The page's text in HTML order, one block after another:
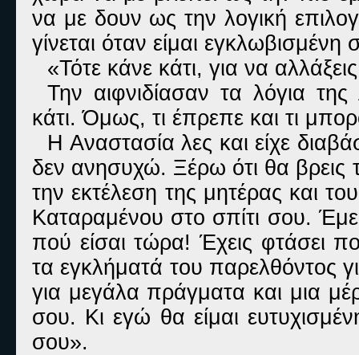
να με δουν ως την λογική
γίνεται όταν είμαι εγκλωβισμένη
«Τότε κάνε κάτι, για να
Την αιφνιδίασαν τα λόγια
κάτι. Όμως, τι έπρεπε και τι
Η Αναστασία λες και είχε
δεν ανησυχώ. Ξέρω ότι θα βρεις
την εκτέλεση της μητέρας και
Καταραμένου στο σπίτι σου.
πού είσαι τώρα! Έχεις φτάσει
τα εγκλήματά του παρελθόντος
για μεγάλα πράγματα και μια
σου. Κι εγώ θα είμαι
σου».